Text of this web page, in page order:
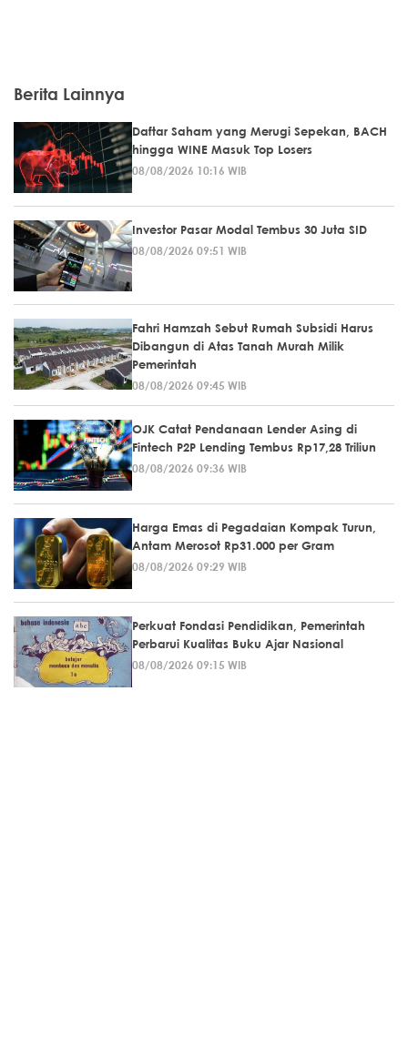
Berita Lainnya
Daftar Saham yang Merugi Sepekan, BACH
hingga WINE Masuk Top Losers
08/08/2026 10:16 WIB
Investor Pasar Modal Tembus 30 Juta SID
08/08/2026 09:51 WIB
Fahri Hamzah Sebut Rumah Subsidi Harus
Dibangun di Atas Tanah Murah Milik
Pemerintah
08/08/2026 09:45 WIB
OJK Catat Pendanaan Lender Asing di
Fintech P2P Lending Tembus Rp17,28 Triliun
08/08/2026 09:36 WIB
Harga Emas di Pegadaian Kompak Turun,
Antam Merosot Rp31.000 per Gram
08/08/2026 09:29 WIB
Perkuat Fondasi Pendidikan, Pemerintah
Perbarui Kualitas Buku Ajar Nasional
08/08/2026 09:15 WIB